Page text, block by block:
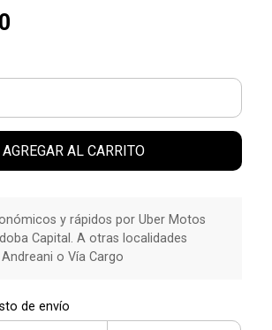
AGREGAR AL CARRITO
y rápidos por Uber Motos
Capital. A otras localidades
o Vía Cargo
de envío